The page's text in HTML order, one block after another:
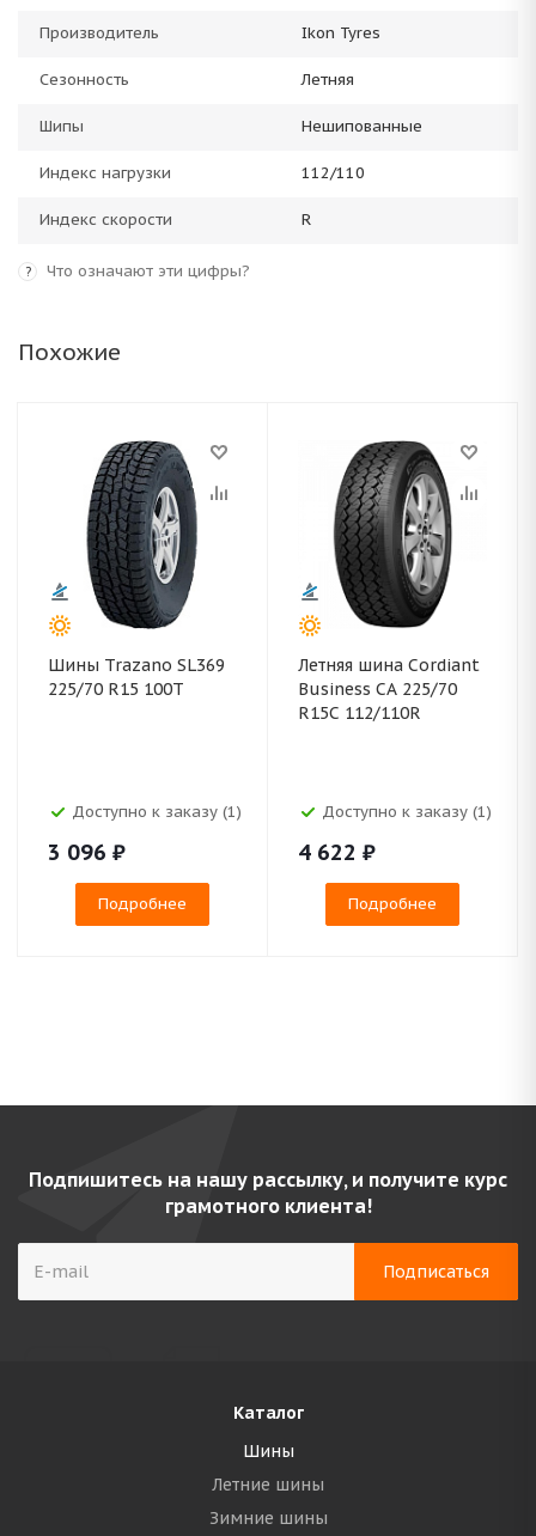
Производитель Ikon Tyres
Сезонность Летняя
Шипы Нешипованные
Индекс нагрузки 112/110
Индекс скорости R
? Что означают эти цифры?
Похожие
Шины Trazano SL369
225/70 R15 100T
Доступно к заказу (1)
3 096 ₽
Подробнее
Летняя шина Cordiant
Business CA 225/70
R15C 112/110R
Доступно к заказу (1)
4 622 ₽
Подробнее
Подпишитесь на нашу рассылку, и получите курс
грамотного клиента!
Каталог
Шины
Летние шины
Зимние шины